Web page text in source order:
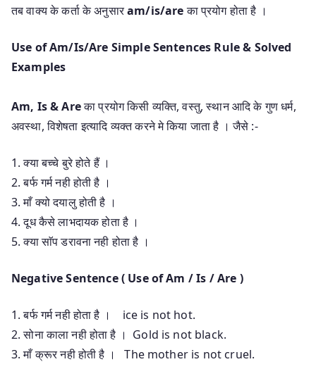
तब वाक्य के कर्ता के अनुसारam/is/areका प्रयोग होता है ।
Use of Am/Is/Are Simple Sentences Rule & Solved
Examples
Am, Is & Areका प्रयोग किसी व्यक्ति, वस्तु, स्थान आदि के गुण धर्म,
अवस्था, विशेषता इत्यादि व्यक्त करने मे किया जाता है । जैसे :-
1. क्या बच्चे बुरे होते हैं ।
2. बर्फ गर्म नही होती है ।
3. माँ क्यो दयालु होती है ।
4. दूध कैसे लाभदायक होता है ।
5. क्या साॅप डरावना नही होता है ।
Negative Sentence ( Use of Am / Is / Are )
1. बर्फ गर्म नही होता है । ice is not hot.
2. सोना काला नही होता है । Gold is not black.
3. माँ क्रूर नही होती है । The mother is not cruel.